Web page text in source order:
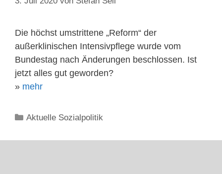
Die höchst umstrittene „Reform“ der
außerklinischen Intensivpflege wurde vom
Bundestag nach Änderungen beschlossen. Ist
jetzt alles gut geworden?
» mehr
Kategorien
Aktuelle Sozialpolitik